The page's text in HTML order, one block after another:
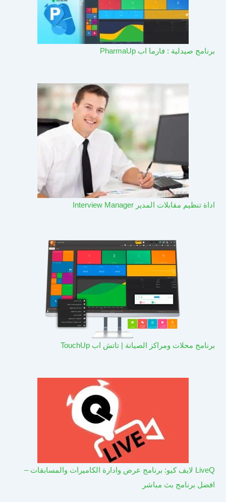
برنامج صيدلية : فارما اب PharmaUp​
اداة تنظيم مقابلات المدير Interview Manager
برنامج محلات ومراكز الصيانة | تاتش اب TouchUp
LiveQ لايف كيو: برنامج عرض وادارة الكاميرات والمسابقات –
افضل برنامج بث مباشر